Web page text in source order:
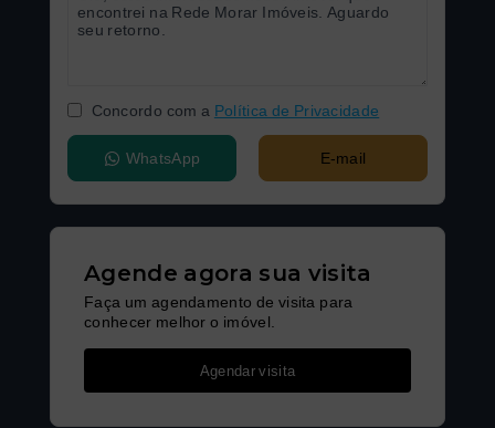
Concordo com a Política de Privacidade
WhatsApp E-mail
Agende agora sua visita
Faça um agendamento de visita para
conhecer melhor o imóvel.
Agendar visita